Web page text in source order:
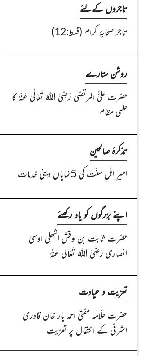
تاجروں کےلئے
تاجر صحابۂ کرام (قسط:12)
روشن ستارے
حضرت علیُّ المرتضیٰ رَضِیَ اللہُ تَعَالٰی عَنْہُ کا
علمی مقام
تذکرۂ صالحین
امیرِ اہلِ سنّت کی 5نمایاں دینی خدمات
اپنے بزرگوں کو یاد رکھئے
حضرت ثابت بن وقش اشھلی اوسی
انصاری رَضِیَ اللہُ تَعَالٰی عَنْہُ
تعزیت و عیادت
حضرت علّامہ مفتی احمد یار خان قادری
اشرفی کے انتقال پر تعزیت